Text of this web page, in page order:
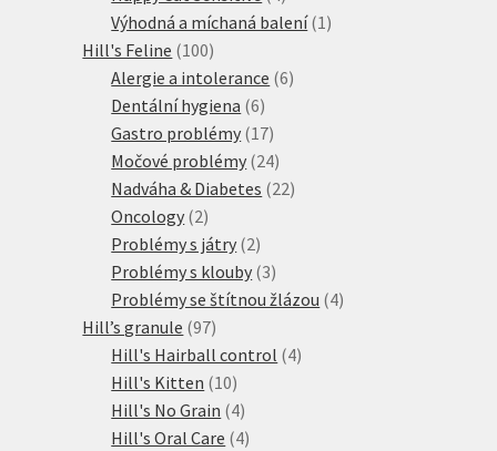
produkty
Výhodná a míchaná balení 1 1
Hill's Feline 100100
produktů
Alergie a intolerance 66
Dentální hygiena 66
produktů
Gastro problémy 1717
produktů
Močové problémy 2424
produktů
Nadváha & Diabetes 2222
Oncology 22
produkty
Problémy s játry 22
produkty
Problémy s klouby 33
produkty
Problémy se štítnou žlázou 44
Hill’s granule 9797
produktů
Hill's Hairball control 44
Hill's Kitten 1010
produktů
Hill's No Grain 44
produkty
Hill's Oral Care 44